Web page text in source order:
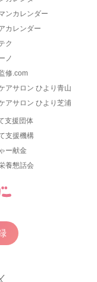
ンカレンダー
カレンダー
ク
ノ
修.com
アサロン ひより青山
アサロン ひより芝浦
支援団体
支援機構
ー献金
養懇話会